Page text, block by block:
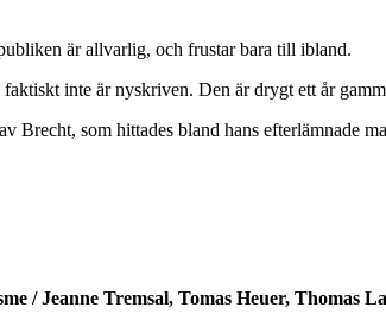
är allvarlig, och frustar bara till ibland.
faktiskt inte är nyskriven. Den är drygt ett år
Brecht, som hittades bland hans efterlämnade
/ Jeanne Tremsal, Tomas Heuer, Thomas